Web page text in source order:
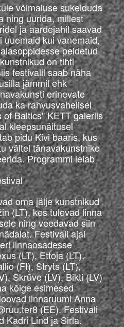
võimaluse sukelduda
ning uurida, millest
ja aardejahil saavad
uuemaid kui vanemaid,
peidetud
on tihti
festivalil saab näha
jämmil ehk
erinevate
ka rahvusvahelisel
Baltics" KETT galeriis
kleepsunäitusel
pidu Kivi baaris, kus
vältel tänavakunstnike
Programmi leiab
oma jälje kunstnikud
(LT), kes tulevad linna
ning veedavad siin
Festivali ajal
linnaosadesse
(LT), Ettoja (LT),
(FI), Stryts (LT),
Skrūve (LV), Bikti (LV)
kõige esimesed
linnaruumi Anna
(EE). Festivali
Kadri Lind ja Sirla.